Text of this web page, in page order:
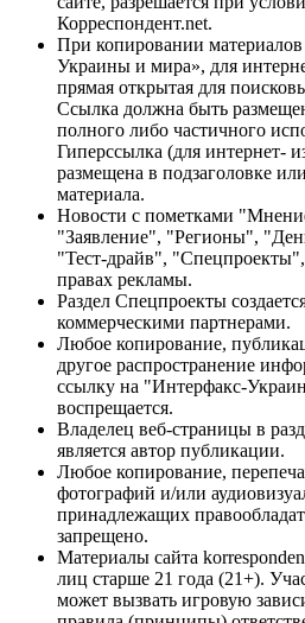
Корреспондент.net.
При копировании
Украины и мира», для
прямая открытая для
Ссылка должна быть
полного либо частичного
Гиперссылка (для интернет-
размещена в подзаголовке
материала.
Новости с пометками
"Заявление", "Регионы",
"Тест-драйв",
правах рекламы.
Раздел Спецпроекты
коммерческими партнерами.
Любое копирование,
другое распространение
ссылку на "Интерфакс-
воспрещается.
Владелец веб-страницы в
является автор публикации.
Любое копирование,
фотографий и/или
принадлежащих
запрещено.
Материалы сайта
лиц старше 21 года (21+).
может вызвать игровую